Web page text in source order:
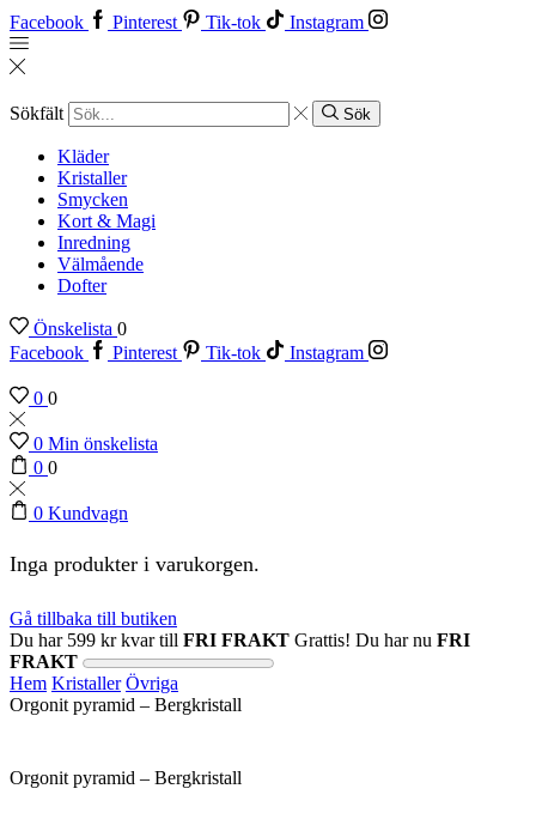
Facebook Pinterest Tik-tok Instagram
Sökfält Sök
Kläder
Kristaller
Smycken
Kort & Magi
Inredning
Välmående
Dofter
Önskelista 0
Facebook
Pinterest Tik-tok Instagram
0 0
0 Min önskelista
0 0
0 Kundvagn
Inga produkter i varukorgen.
Gå tillbaka till butiken
Du har 599 krkvar till FRI FRAKT Grattis! Du har nu FRI
FRAKT
Hem Kristaller Övriga
Orgonit pyramid – Bergkristall
Orgonit pyramid – Bergkristall